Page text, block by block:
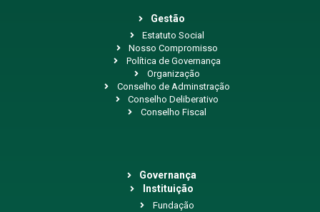
Gestão
Estatuto Social
Nosso Compromisso
Política de Governança
Organização
Conselho de Adminstração
Conselho Deliberativo
Conselho Fiscal
Governança
Instituição
Fundação